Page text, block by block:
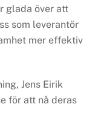
glada över att
som leverantör
mer effektiv
Jens Eirik
för att nå deras